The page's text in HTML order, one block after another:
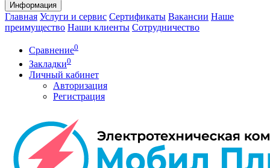
Информация
Главная Услуги и сервис Сертификаты Вакансии Наше
преимущество Наши клиенты Сотрудничество
Сравнение0
Закладки0
Личный кабинет
Авторизация
Регистрация